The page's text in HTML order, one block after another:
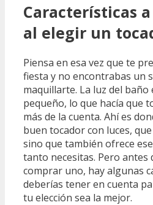
Características
al elegir un
Piensa en esa vez que te
fiesta y no encontrabas un
maquillarte. La luz del
pequeño, lo que hacía que
más de la cuenta. Ahí es
buen tocador con luces,
sino que también ofrece
tanto necesitas. Pero antes
comprar uno, hay algunas
deberías tener en cuenta
tu elección sea la mejor.